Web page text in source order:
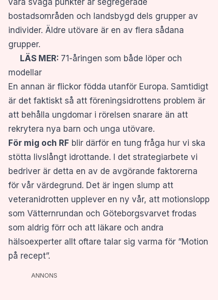
bostadsområden och landsbygd dels grupper av
individer. Äldre utövare är en av flera sådana
grupper.
LÄS MER: 71-åringen som både löper och
modellar
En annan är flickor födda utanför Europa. Samtidigt
är det faktiskt så att föreningsidrottens problem är
att behålla ungdomar i rörelsen snarare än att
rekrytera nya barn och unga utövare.
För mig och RF blir därför en tung fråga hur vi ska
stötta livslångt idrottande. I det strategiarbete vi
bedriver är detta en av de avgörande faktorerna
för vår värdegrund. Det är ingen slump att
veteranidrotten upplever en ny vår, att motionslopp
som Vätternrundan och Göteborgsvarvet frodas
som aldrig förr och att läkare och andra
hälsoexperter allt oftare talar sig varma för ”Motion
på recept”.
ANNONS